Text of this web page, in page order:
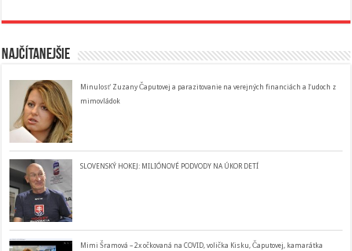
Najčítanejšie
Minulosť Zuzany Čaputovej a parazitovanie na verejných financiách a ľudoch z
mimovládok
SLOVENSKÝ HOKEJ: MILIÓNOVÉ PODVODY NA ÚKOR DETÍ
Mimi Šramová – 2x očkovaná na COVID, volička Kisku, Čaputovej, kamarátka